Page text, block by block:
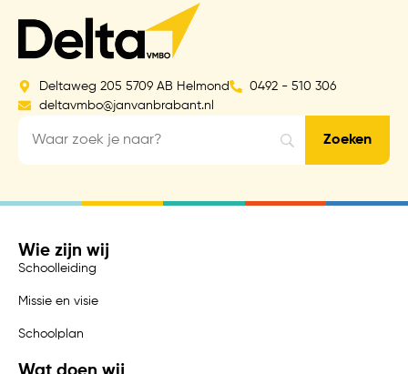
Deltaweg 205 5709 AB Helmond
0492 - 510 306
deltavmbo@janvanbrabant.nl
Wie zijn wij
Schoolleiding
Missie en visie
Schoolplan